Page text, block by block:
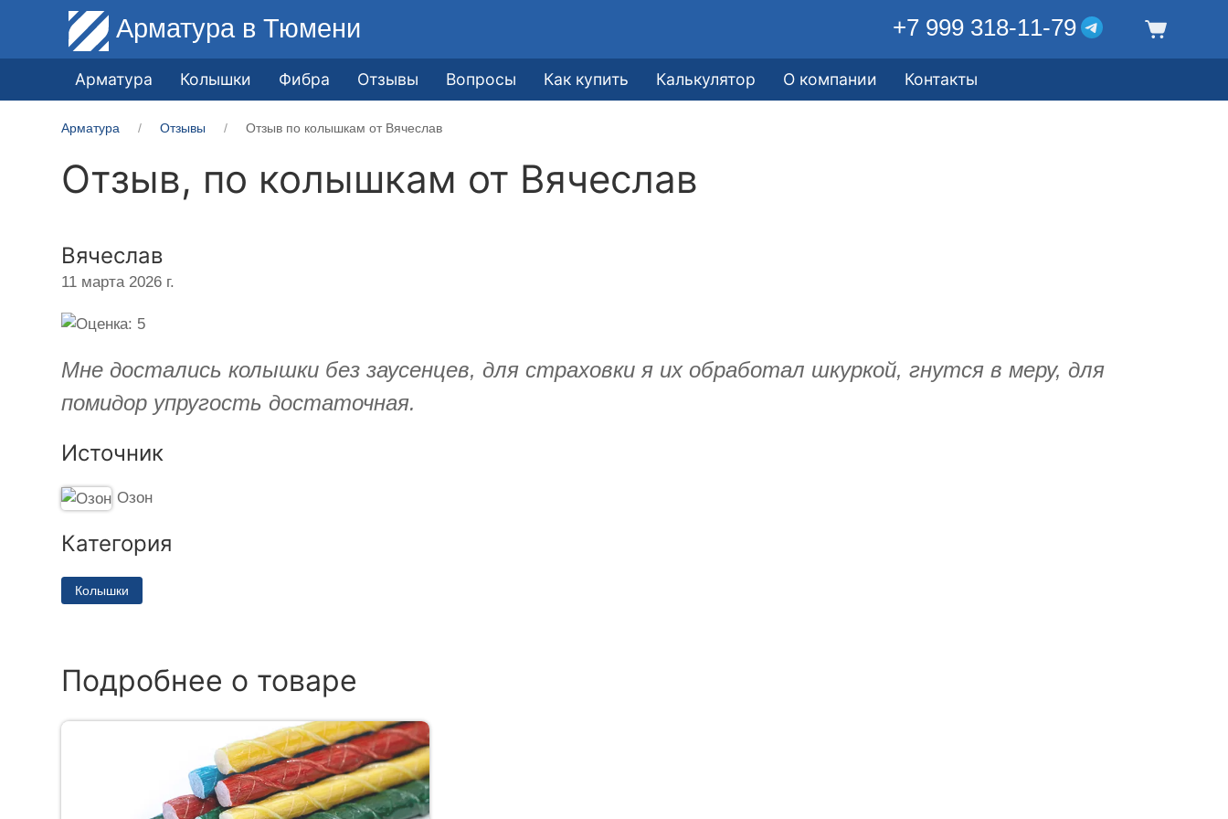
Арматура в Тюмени +7 999 318-11-79
Арматура Колышки Фибра Отзывы Вопросы Как купить Калькулятор О компании Контакты
Арматура Отзывы Отзыв по колышкам от Вячеслав
Отзыв, по колышкам от Вячеслав
Вячеслав
11 марта 2026 г.
Мне достались колышки без заусенцев, для страховки я их обработал шкуркой, гнутся в меру, для
помидор упругость достаточная.
Источник
Озон
Категория
Колышки
Подробнее о товаре